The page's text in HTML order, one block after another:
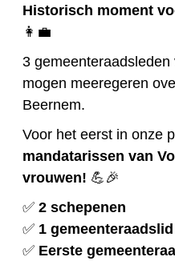
Historisch moment
👩‍💼
3
mogen meeregeren
Beernem.
Voor het eerst in onze
mandatarissen van
vrouwen! 💪🎉
✅ 2 schepenen
✅ 1 gemeenteraadslid
✅ Eerste